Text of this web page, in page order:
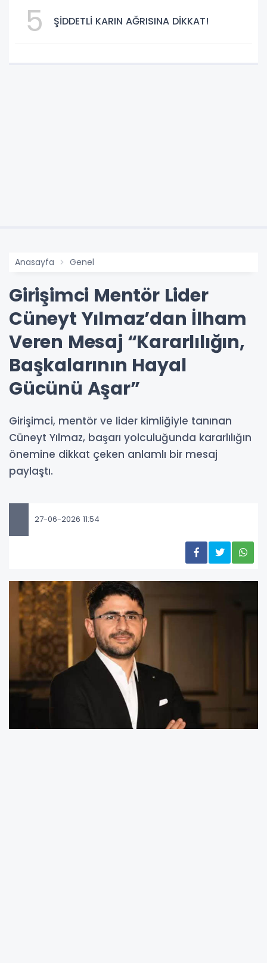
5 ŞİDDETLİ KARIN AĞRISINA DİKKAT!
Anasayfa Genel
Girişimci Mentör Lider
Cüneyt Yılmaz’dan İlham
Veren Mesaj “Kararlılığın,
Başkalarının Hayal
Gücünü Aşar”
Girişimci, mentör ve lider kimliğiyle tanınan
Cüneyt Yılmaz, başarı yolculuğunda kararlılığın
önemine dikkat çeken anlamlı bir mesaj
paylaştı.
27-06-2026 11:54